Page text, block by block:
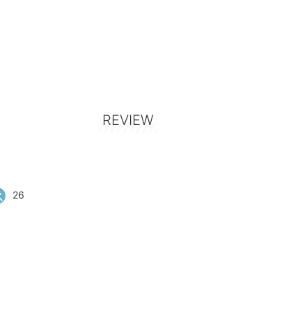
REVIEW
26